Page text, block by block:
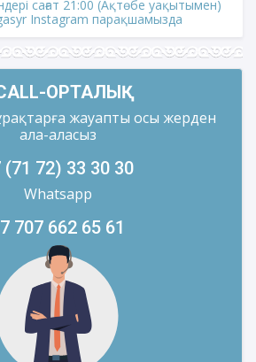
сағат 21:00 (Ақтөбе уақытымен)
Instagram парақшамызда
ОРТАЛЫҚ
жауапты осы жерден
ала-аласыз
(71 72) 33 30 30
Whatsapp
707 662 65 61